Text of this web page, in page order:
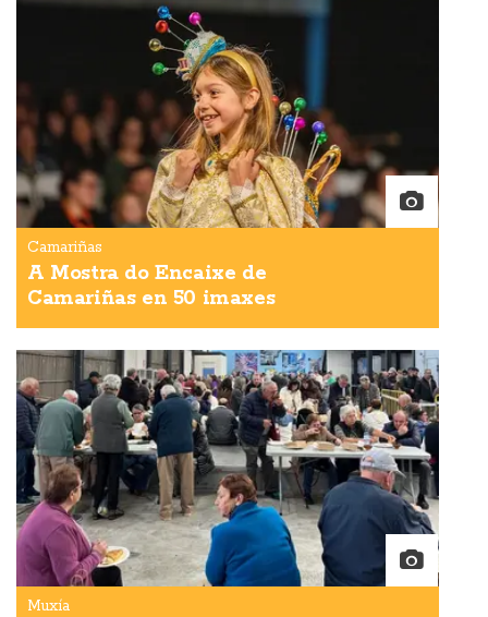
Camariñas
A Mostra do Encaixe de
Camariñas en 50 imaxes
Muxía